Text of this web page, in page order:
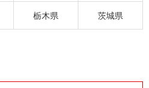
栃木県 茨城県